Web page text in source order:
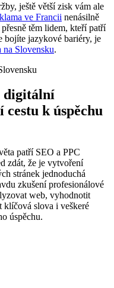
ještě větší zisk vám ale
ve Francii nenásilně
těm lidem, kteří patří
bojíte jazykové bariéry, je
na Slovensku.
digitální
k úspěchu
patří SEO a PPC
zdát, že je vytvoření
stránek jednoduchá
zkušení profesionálové
web, vyhodnotit
slova i veškeré
úspěchu.